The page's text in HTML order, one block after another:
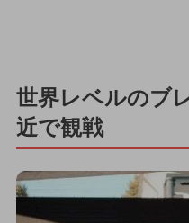
世界レベルのブ
近で観戦